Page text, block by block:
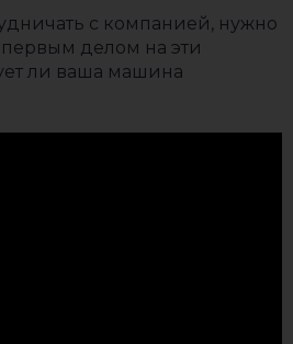
с компанией, нужно
делом на эти
ли ваша машина